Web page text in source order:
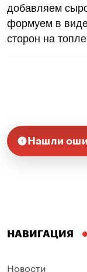
добавляем
формуем в
сторон на
Нашли
НАВИГАЦИЯ
Новости